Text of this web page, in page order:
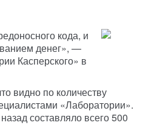
кода, и
денег», —
Касперского» в
видно по количеству
«Лаборатории».
составляло всего 500